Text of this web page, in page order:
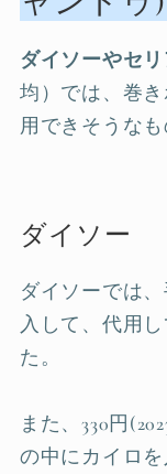
ダイソーやセ
均）では、巻
用できそうなも
ダイソー
ダイソーでは
入して、代用
た。
また、330円
の中にカイロ